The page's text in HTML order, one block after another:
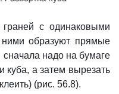
с одинаковыми
образуют прямые
надо на бумаге
куба, а затем вырезать
(рис. 56.8).